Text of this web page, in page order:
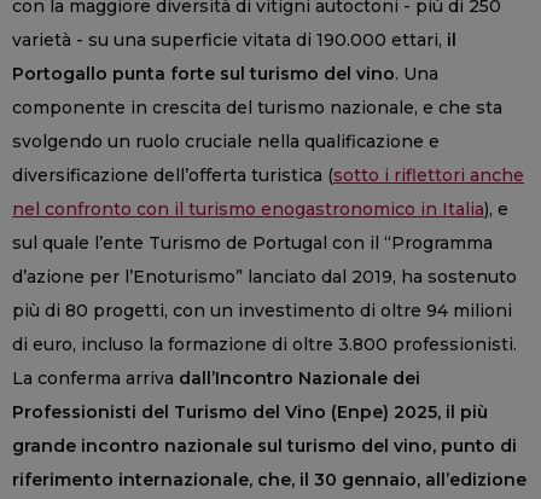
con la maggiore diversità di vitigni autoctoni - più di 250
varietà - su una superficie vitata di 190.000 ettari, il
Portogallo punta forte sul turismo del vino. Una
componente in crescita del turismo nazionale, e che sta
svolgendo un ruolo cruciale nella qualificazione e
diversificazione dell’offerta turistica (sotto i riflettori anche
nel confronto con il turismo enogastronomico in Italia), e
sul quale l’ente Turismo de Portugal con il “Programma
d’azione per l’Enoturismo” lanciato dal 2019, ha sostenuto
più di 80 progetti, con un investimento di oltre 94 milioni
di euro, incluso la formazione di oltre 3.800 professionisti.
La conferma arriva dall’Incontro Nazionale dei
Professionisti del Turismo del Vino (Enpe) 2025, il più
grande incontro nazionale sul turismo del vino, punto di
riferimento internazionale, che, il 30 gennaio, all’edizione